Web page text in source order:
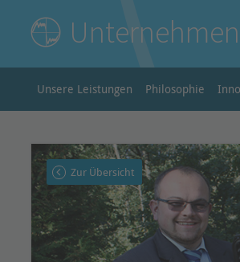
Unternehmen
Unsere Leistungen Philosophie
Zur Übersicht